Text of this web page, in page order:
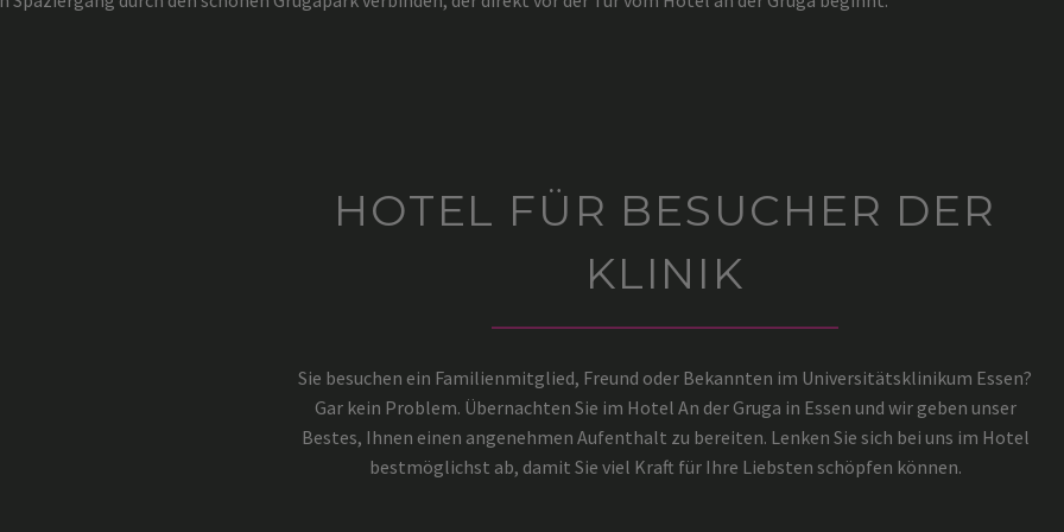
HOTEL FÜR BESUCHER DER
KLINIK
Sie besuchen ein Familienmitglied, Freund oder Bekannten im Universitätsklinikum Essen?
Gar kein Problem. Übernachten Sie im Hotel An der Gruga in Essen und wir geben unser
Bestes, Ihnen einen angenehmen Aufenthalt zu bereiten. Lenken Sie sich bei uns im Hotel
bestmöglichst ab, damit Sie viel Kraft für Ihre Liebsten schöpfen können.